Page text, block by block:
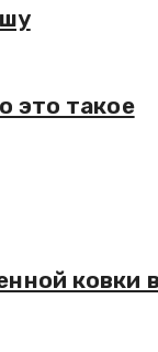
это такое
ковки